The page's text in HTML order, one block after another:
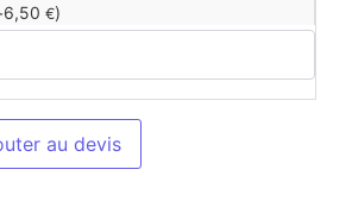
6,50 €)
au devis